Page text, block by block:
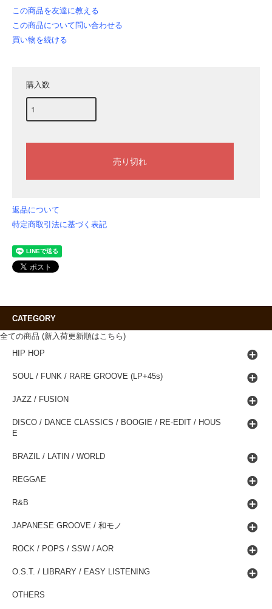
この商品を友達に教える
この商品について問い合わせる
買い物を続ける
購入数
返品について
特定商取引法に基づく表記
CATEGORY
全ての商品 (新入荷更新順はこちら)
HIP HOP
SOUL / FUNK / RARE GROOVE (LP+45s)
JAZZ / FUSION
DISCO / DANCE CLASSICS / BOOGIE / RE-EDIT / HOUS
E
BRAZIL / LATIN / WORLD
REGGAE
R&B
JAPANESE GROOVE / 和モノ
ROCK / POPS / SSW / AOR
O.S.T. / LIBRARY / EASY LISTENING
OTHERS